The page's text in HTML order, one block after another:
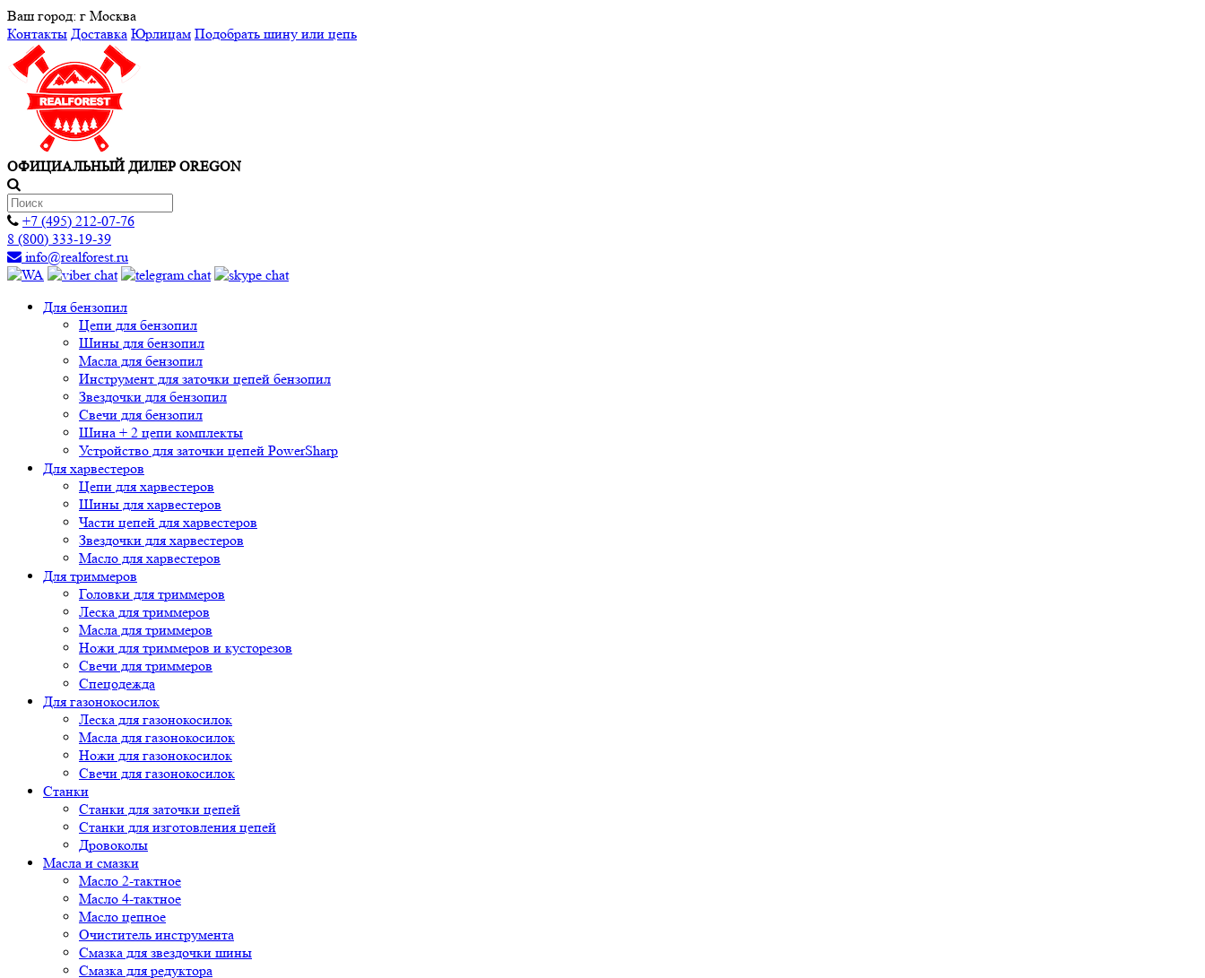
Ваш город: г Москва
Контакты Доставка Юрлицам Подобрать шину или цепь
ОФИЦИАЛЬНЫЙ ДИЛЕР OREGON
+7 (495) 212-07-76
8 (800) 333-19-39
info@realforest.ru
Для бензопил
Цепи для бензопил
Шины для бензопил
Масла для бензопил
Инструмент для заточки цепей бензопил
Звездочки для бензопил
Свечи для бензопил
Шина + 2 цепи комплекты
Устройство для заточки цепей PowerSharp
Для харвестеров
Цепи для харвестеров
Шины для харвестеров
Части цепей для харвестеров
Звездочки для харвестеров
Масло для харвестеров
Для триммеров
Головки для триммеров
Леска для триммеров
Масла для триммеров
Ножи для триммеров и кусторезов
Свечи для триммеров
Спецодежда
Для газонокосилок
Леска для газонокосилок
Масла для газонокосилок
Ножи для газонокосилок
Свечи для газонокосилок
Станки
Cтанки для заточки цепей
Станки для изготовления цепей
Дровоколы
Масла и смазки
Масло 2-тактное
Масло 4-тактное
Масло цепное
Очиститель инструмента
Смазка для звездочки шины
Смазка для редуктора